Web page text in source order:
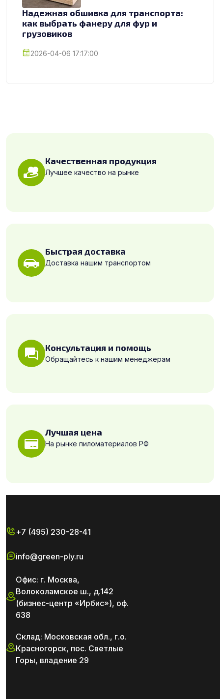
Надежная обшивка для транспорта:
как выбрать фанеру для фур и
грузовиков
2026-04-06 17:17:00
Качественная продукция
Лучшее качество на рынке
Быстрая доставка
Доставка нашим транспортом
Консультация и помощь
Обращайтесь к нашим менеджерам
Лучшая цена
На рынке пиломатериалов РФ
+7 (495) 230-28-41
info@green-ply.ru
Офис: г. Москва,
Волоколамское ш., д.142
(бизнес-центр «Ирбис»), оф.
638
Склад: Московская обл., г.о.
Красногорск, пос. Светлые
Горы, владение 29